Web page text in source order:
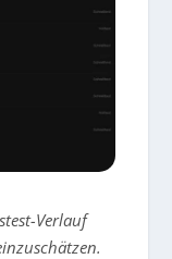
Verlauf